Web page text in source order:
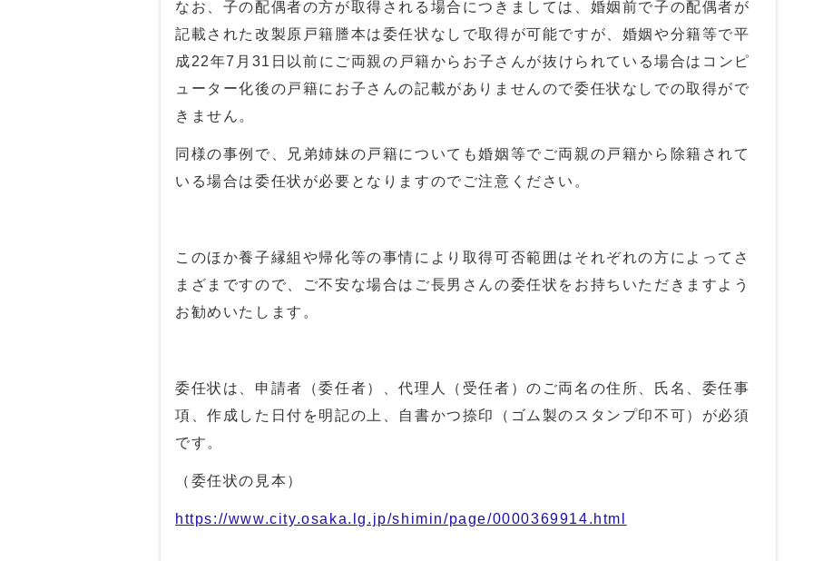
なお、子の配偶者の方が取得される場合につきましては、婚姻前で子の配偶者が
記載された改製原戸籍謄本は委任状なしで取得が可能ですが、婚姻や分籍等で平
成22年7 月 31 日以前にご両親の戸籍からお子さんが抜けられている場合はコンピ
ューター化後の戸籍にお子さんの記載がありませんので委任状なしでの取得がで
きません。
同様の事例で、兄弟姉妹の戸籍についても婚姻等でご両親の戸籍から除籍されて
いる場合は委任状が必要となりますのでご注意ください。
このほか養子縁組や帰化等の事情により取得可否範囲はそれぞれの方によってさ
まざまですので、ご不安な場合はご長男さんの委任状をお持ちいただきますよう
お勧めいたします。
委任状は、申請者（委任者）、代理人（受任者）のご両名の住所、氏名、委任事
項、作成した日付を明記の上、自書かつ捺印（ゴム製のスタンプ印不可）が必須
です。
（委任状の見本）
https://www.city.osaka.lg.jp/shimin/page/0000369914.html